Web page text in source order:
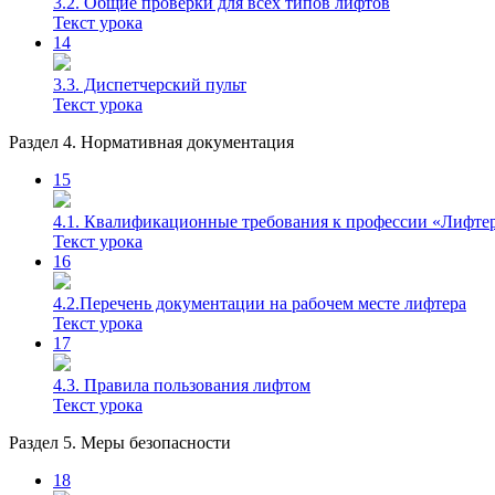
Текст урока
14
3.3. Диспетчерский пульт
Текст урока
Раздел 4. Нормативная документация
15
4.1. Квалификационные требования к профессии
Текст урока
16
4.2.Перечень документации на рабочем месте лифтера
Текст урока
17
4.3. Правила пользования лифтом
Текст урока
Раздел 5. Меры безопасности
18